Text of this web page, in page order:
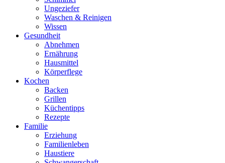
Ungeziefer
Waschen & Reinigen
Wissen
Gesundheit
Abnehmen
Ernährung
Hausmittel
Körperflege
Kochen
Backen
Grillen
Küchentipps
Rezepte
Familie
Erziehung
Familienleben
Haustiere